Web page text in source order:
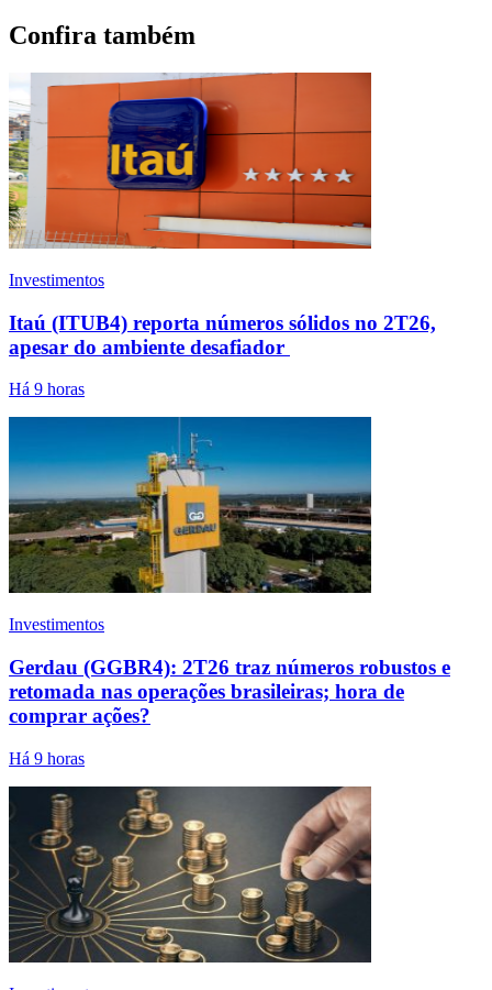
Confira também
Investimentos
Itaú (ITUB4) reporta números sólidos no 2T26,
apesar do ambiente desafiador
Há 9 horas
Investimentos
Gerdau (GGBR4): 2T26 traz números robustos e
retomada nas operações brasileiras; hora de
comprar ações?
Há 9 horas